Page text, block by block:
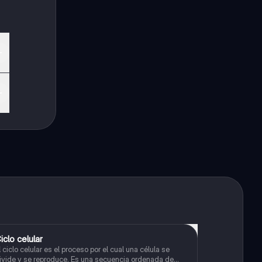
Biologíacelular
ciclo celular es el proceso por el cual una célula se
y se reproduce. Es una secuencia ordenada de